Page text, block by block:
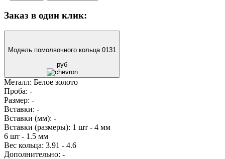
Заказ в один клик:
Модель помолвочного кольца 0131
руб
Металл: Белое золото
Проба: -
Размер: -
Вставки: -
Вставки (мм): -
Вставки (размеры): 1 шт - 4 мм
6 шт - 1.5 мм
Вес кольца: 3.91 - 4.6
Дополнительно: -